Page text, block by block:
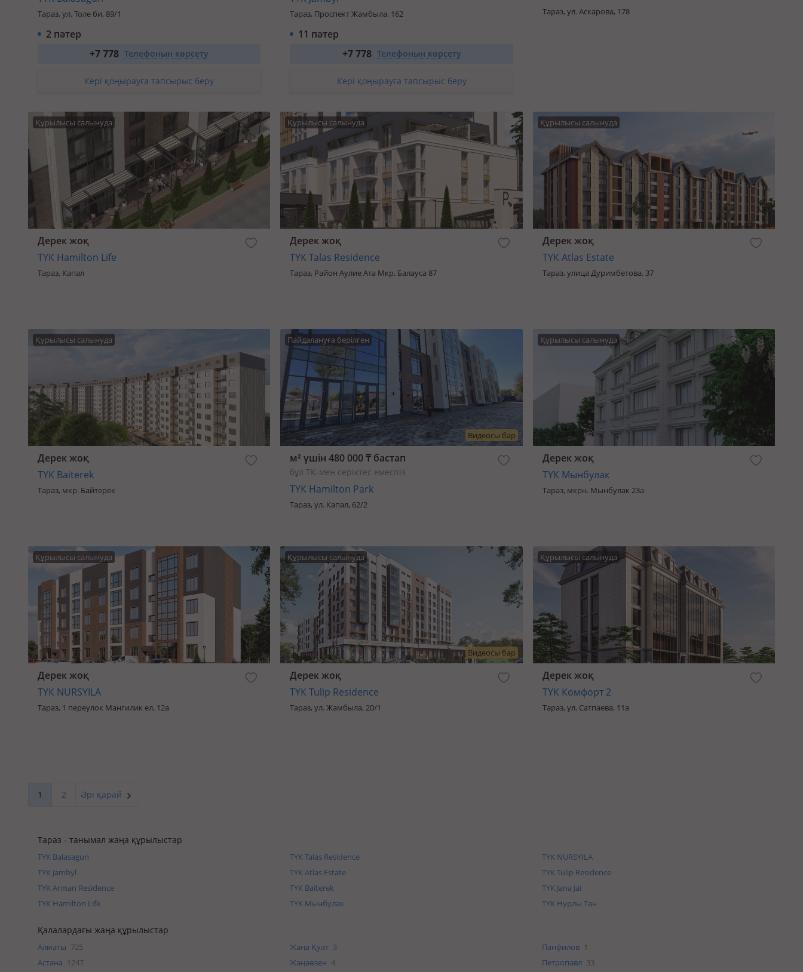
Тараз, ул. Толе би, 89/1
2 пәтер
30 400 000
+7 778 Телефонын көрсету
Кері қоңырауға тапсырыс беру
Тараз, Проспект Жамбыла. 162
11 пәтер
15 366 204
3-бөлм. 87.87 м²
31 870 449
+7 778 Телефонын көрсету
Кері қоңырауға тапсырыс беру
Тараз, ул. Аскарова, 178
Құрылысы салынуда
Дерек жоқ
ТҮК Hamilton Life
Тараз, Капал
Құрылысы салынуда
Дерек жоқ
ТҮК Talas Residence
Тараз, Район Аулие Ата Мкр. Балауса 87
Құрылысы салынуда
Дерек жоқ
ТҮК Atlas Estate
Тараз, улица Дуримбетова, 37
Құрылысы салынуда
Дерек жоқ
ТҮК Baiterek
Тараз, мкр. Байтерек
Пайдалануға берілген
Видеосы бар
м² үшін 480 000 ₸ бастап
бұл ТК-мен серіктес емеспіз
ТҮК Hamilton Park
Тараз, ул. Капал, 62/2
Құрылысы салынуда
Дерек жоқ
ТҮК Мынбулак
Тараз, мкрн. Мынбулак 23а
Құрылысы салынуда
Дерек жоқ
ТҮК NURSYILA
Тараз, 1 переулок Мангилик ел, 12а
Құрылысы салынуда
Видеосы бар
Дерек жоқ
ТҮК Tulip Residence
Тараз, ул. Жамбыла, 20/1
Құрылысы салынуда
Дерек жоқ
ТҮК Комфорт 2
Тараз, ул. Сатпаева, 11а
1 2 Әрі қарай
Тараз - танымал жаңа құрылыстар
ТҮК Balasagun
ТҮК Jambyl
ТҮК Arman Residence
ТҮК Hamilton Life
ТҮК Talas Residence
ТҮК Atlas Estate
ТҮК Baiterek
ТҮК Мынбулак
ТҮК NURSYILA
ТҮК Tulip Residence
ТҮК Jana Jai
ТҮК Нурлы Тан
Қалалардағы жаңа құрылыстар
Алматы 725
Астана 1247
Жаңа Қуат 3
Жаңаөзен 4
Панфилов 1
Петропавл 33